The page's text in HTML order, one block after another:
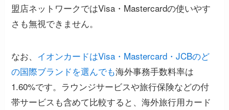
盟店ネットワークではVisa・Mastercardの使いやす
さも無視できません。
なお、 イオンカードはVisa・Mastercard・JCBのど
の国際ブランドを選んでも海外事務手数料率は
1.60%です。ラウンジサービスや旅行保険などの付
帯サービスも含めて比較すると、海外旅行用カード